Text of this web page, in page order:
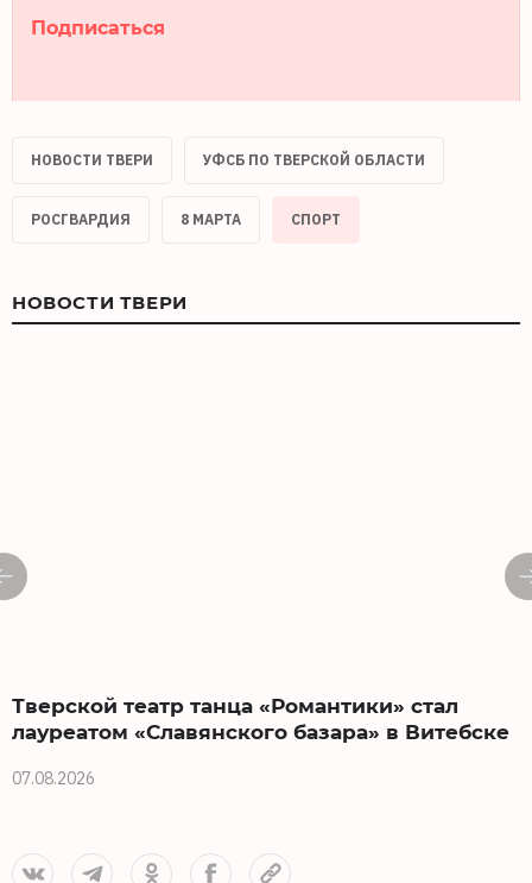
Подписаться
НОВОСТИ ТВЕРИ УФСБ ПО ТВЕРСКОЙ ОБЛАСТИ
РОСГВАРДИЯ 8 МАРТА СПОРТ
НОВОСТИ ТВЕРИ
Тверской театр танца «Романтики» стал
лауреатом «Славянского базара» в Витебске
07.08.2026